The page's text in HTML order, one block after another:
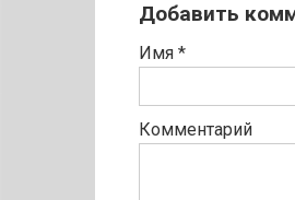
Добавить
Имя *
Комментарий